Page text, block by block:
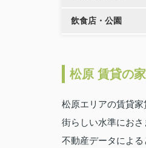
飲食店・公園
松原 賃貸の
松原エリアの賃貸
街らしい水準におさ
不動産データによ